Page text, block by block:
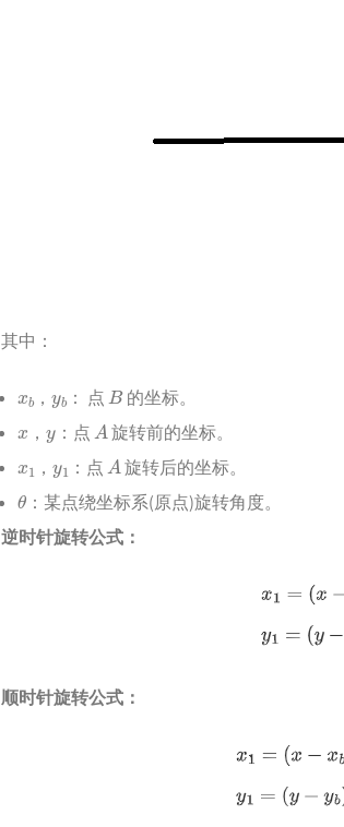
其中：
， ： 点B的坐标。
， ：点 A旋转前的坐标。
， ：点 A 旋转后的坐标。
θ ：某点绕坐标系(原点)旋转角度。
逆时针旋转公式：
顺时针旋转公式：